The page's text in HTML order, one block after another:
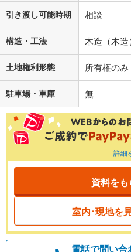
引き渡し可能時期 相談
構造・工法 木造（木造
土地権利形態 所有権のみ
駐車場・車庫 無
詳細
資料をも
室内･現地を
電話で問い合